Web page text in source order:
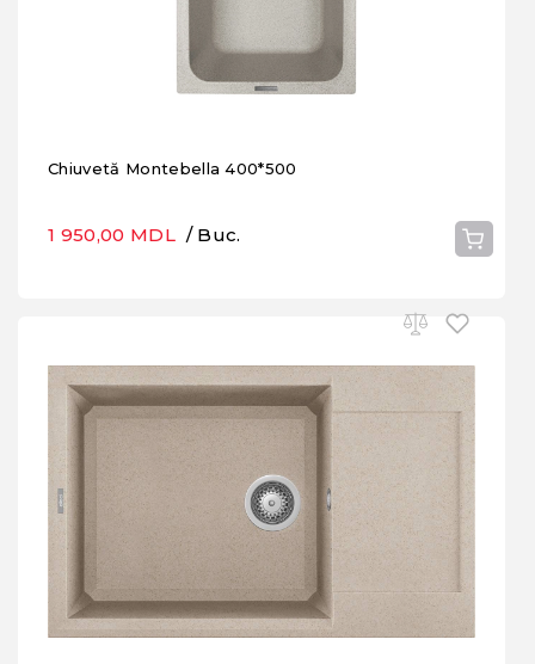
Chiuvetă Montebella 400*500
1 950,00 MDL / Buc.